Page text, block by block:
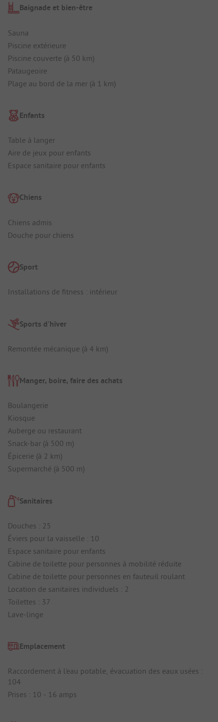
Baignade et bien-être
Sauna
Piscine extérieure
Piscine couverte (à 50 km)
Pataugeoire
Plage au bord de la mer (à 1 km)
Enfants
Table à langer
Aire de jeux pour enfants
Espace sanitaire pour enfants
Chiens
Chiens admis
Douche pour chiens
Sport
Installations de fitness : intérieur
Sports d'hiver
Remontée mécanique (à 4 km)
Manger, boire, faire des achats
Boulangerie
Kiosque
Auberge ou restaurant
Snack-bar (à 500 m)
Épicerie (à 2 km)
Supermarché (à 500 m)
Sanitaires
Douches : 25
Éviers pour la vaisselle : 10
Espace sanitaire pour enfants
Cabine de toilette pour personnes à mobilité réduite
Cabine de toilette pour personnes en fauteuil roulant
Location de sanitaires individuels : 2
Toilettes : 37
Lave-linge
Emplacement
Raccordement à l'eau potable, évacuation des eaux usées :
104
Prises : 10 - 16 amps